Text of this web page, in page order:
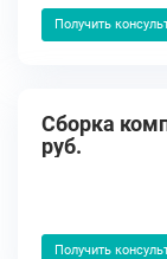
Получить
Сборка
руб.
Получить